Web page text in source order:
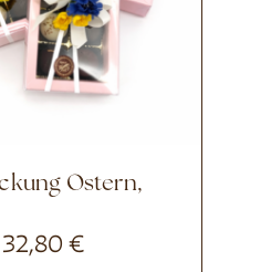
32,80 €